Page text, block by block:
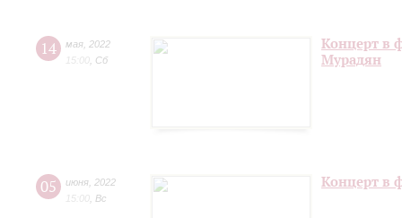
14 мая 2022
15:00 Сб
Концерт в
Мурадян
05 июня 2022
15:00 Вс
Концерт в